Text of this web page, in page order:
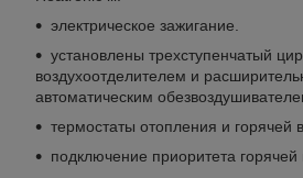
электрическое зажигание.
установлены трехступенчатый
воздухоотделителем и
автоматическим
термостаты отопления и горячей
подключение приоритета горячей